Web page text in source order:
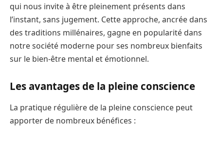
qui nous invite à être pleinement présents dans
l’instant, sans jugement. Cette approche, ancrée dans
des traditions millénaires, gagne en popularité dans
notre société moderne pour ses nombreux bienfaits
sur le bien-être mental et émotionnel.
Les avantages de la pleine conscience
La pratique régulière de la pleine conscience peut
apporter de nombreux bénéfices :